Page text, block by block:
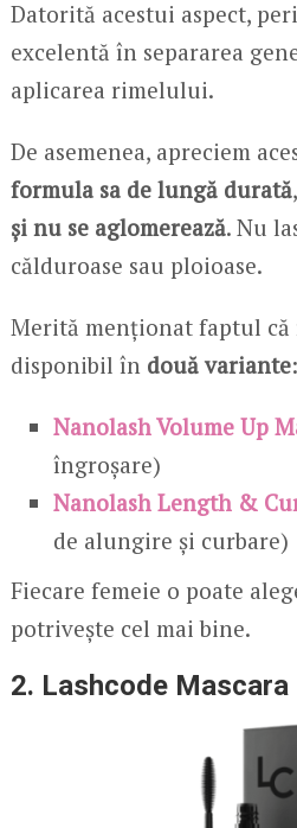
Datorită acestui aspect,
excelentă în separarea
aplicarea rimelului.
De asemenea, apreciem
formula sa de lungă durată
și nu se aglomerează. Nu
călduroase sau ploioase.
Merită menționat faptul că
disponibil în două variante:
Nanolash Volume Up
îngroșare)
Nanolash Length &
de alungire și curbare)
Fiecare femeie o poate
potrivește cel mai bine.
2. Lashcode Mascara